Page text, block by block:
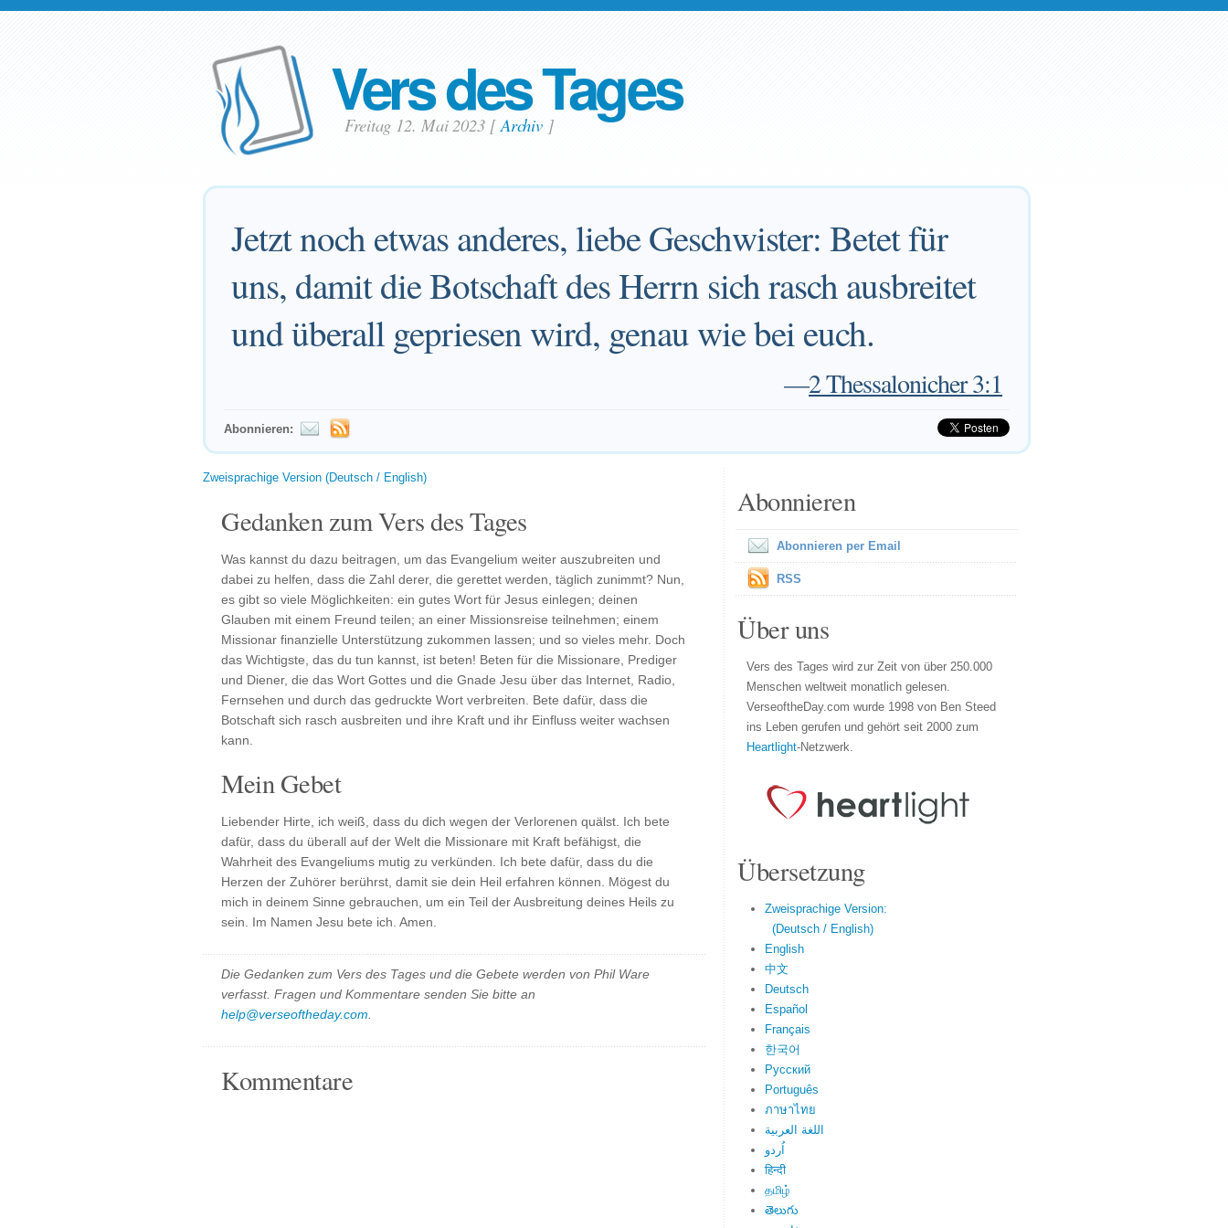
Vers des Tages
Freitag 12. Mai 2023 [Archiv ]
Jetzt noch etwas anderes, liebe Geschwister: Betet für
uns, damit die Botschaft des Herrn sich rasch ausbreitet
und überall gepriesen wird, genau wie bei euch.
—2 Thessalonicher 3:1
Abonnieren:
Zweisprachige Version (Deutsch / English)
Gedanken zum Vers des Tages
Was kannst du dazu beitragen, um das Evangelium weiter auszubreiten und
dabei zu helfen, dass die Zahl derer, die gerettet werden, täglich zunimmt? Nun,
es gibt so viele Möglichkeiten: ein gutes Wort für Jesus einlegen; deinen
Glauben mit einem Freund teilen; an einer Missionsreise teilnehmen; einem
Missionar finanzielle Unterstützung zukommen lassen; und so vieles mehr. Doch
das Wichtigste, das du tun kannst, ist beten! Beten für die Missionare, Prediger
und Diener, die das Wort Gottes und die Gnade Jesu über das Internet, Radio,
Fernsehen und durch das gedruckte Wort verbreiten. Bete dafür, dass die
Botschaft sich rasch ausbreiten und ihre Kraft und ihr Einfluss weiter wachsen
kann.
Mein Gebet
Liebender Hirte, ich weiß, dass du dich wegen der Verlorenen quälst. Ich bete
dafür, dass du überall auf der Welt die Missionare mit Kraft befähigst, die
Wahrheit des Evangeliums mutig zu verkünden. Ich bete dafür, dass du die
Herzen der Zuhörer berührst, damit sie dein Heil erfahren können. Mögest du
mich in deinem Sinne gebrauchen, um ein Teil der Ausbreitung deines Heils zu
sein. Im Namen Jesu bete ich. Amen.
Die Gedanken zum Vers des Tages und die Gebete werden von Phil Ware
verfasst. Fragen und Kommentare senden Sie bitte an
help@verseoftheday.com
Kommentare
Abonnieren
Abonnieren per Email
RSS
Über uns
Vers des Tages wird zur Zeit von über 250.000
Menschen weltweit monatlich gelesen.
VerseoftheDay.com wurde 1998 von Ben Steed
ins Leben gerufen und gehört seit 2000 zum
Heartlight-Netzwerk.
Übersetzung
Zweisprachige Version:
(Deutsch / English)
English
中文
Deutsch
Español
Français
한국어
Русский
Português
ภาษาไทย
اللغة العربية
اُردو
हिन्दी
தமிழ்
తెలుగు